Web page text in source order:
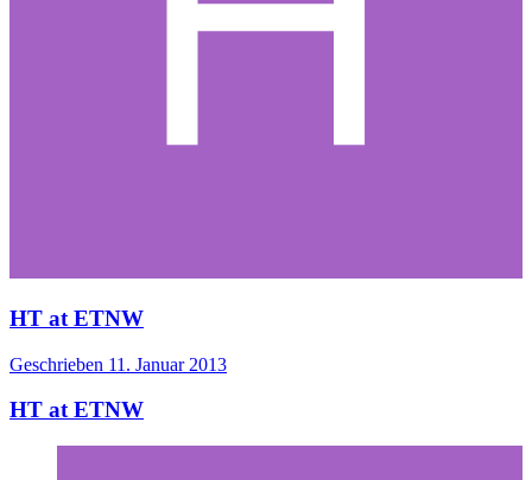
HT at ETNW
Geschrieben 11. Januar 2013
HT at ETNW